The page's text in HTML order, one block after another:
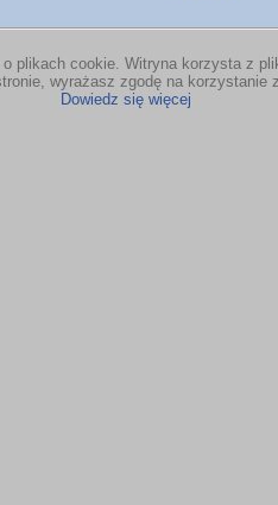
o plikach cookie. Witryna korzysta z
wyrażasz zgodę na korzystanie
Dowiedz się więcej